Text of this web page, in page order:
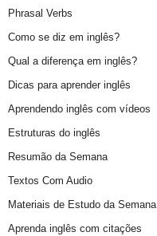
Phrasal Verbs
Como se diz em inglês?
Qual a diferença em inglês?
Dicas para aprender inglês
Aprendendo inglês com vídeos
Estruturas do inglês
Resumão da Semana
Textos Com Audio
Materiais de Estudo da Semana
Aprenda inglês com citações